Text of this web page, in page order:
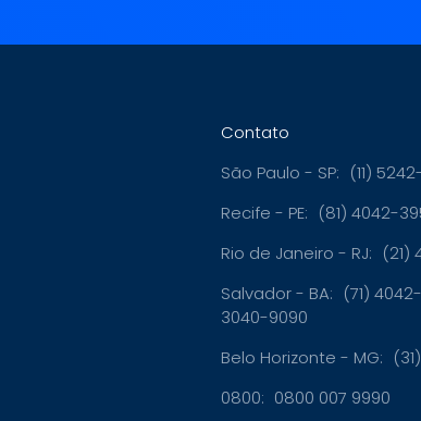
Contato
São Paulo - SP: (11)
Recife - PE: (81) 4042-
Rio de Janeiro - RJ: (21)
Salvador - BA: (71)
3040-9090
Belo Horizonte - MG:
0800: 0800 007 9990